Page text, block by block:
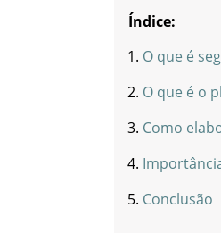
Índice:
O que é
O que é o
Como
Conclusão